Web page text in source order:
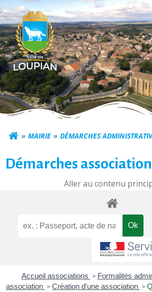
Aller
au
contenu
Commune
MAIRIE DÉMARCHES
Démarches
Aller au contenu
Accueil associations > Formalités
association > Création d'une association >